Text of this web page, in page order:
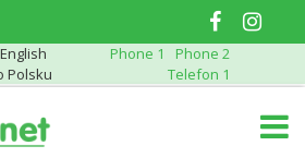
Phone 1
Phone 2
Polsku
Telefon 1